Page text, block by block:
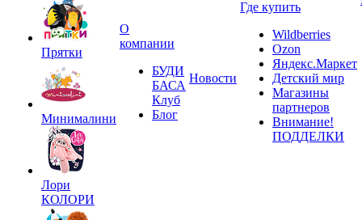
Прятки
Минималини
Лори
КОЛОРИ
О
компании
БУДИ
БАСА
Клуб
Блог
Новости
Где купить
Wildberries
Ozon
Яндекс.Маркет
Детский мир
Магазины
партнеров
Внимание!
ПОДДЕЛКИ